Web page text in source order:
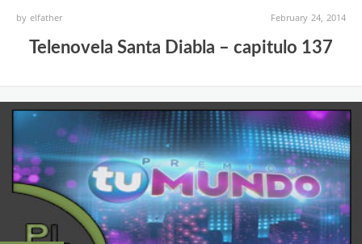
byelfather February 24, 2014
Telenovela Santa Diabla – capitulo 137